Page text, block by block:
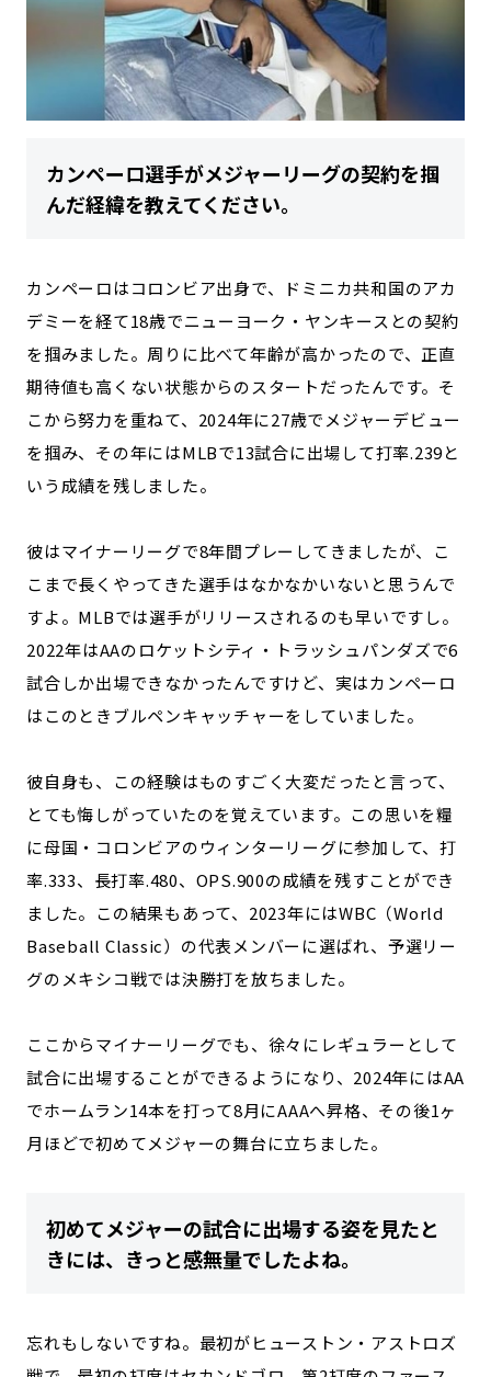
カンペーロ選手がメジャーリーグの契約を掴
んだ経緯を教えてください。
カンペーロはコロンビア出身で、ドミニカ共和国のアカ
デミーを経て18歳でニューヨーク・ヤンキースとの契約
を掴みました。周りに比べて年齢が高かったので、正直
期待値も高くない状態からのスタートだったんです。そ
こから努力を重ねて、2024年に27歳でメジャーデビュー
を掴み、その年にはMLBで13試合に出場して打率.239と
いう成績を残しました。
彼はマイナーリーグで8年間プレーしてきましたが、こ
こまで長くやってきた選手はなかなかいないと思うんで
すよ。MLBでは選手がリリースされるのも早いですし。
2022年はAAのロケットシティ・トラッシュパンダズで6
試合しか出場できなかったんですけど、実はカンペーロ
はこのときブルペンキャッチャーをしていました。
彼自身も、この経験はものすごく大変だったと言って、
とても悔しがっていたのを覚えています。この思いを糧
に母国・コロンビアのウィンターリーグに参加して、打
率.333、長打率.480、OPS.900の成績を残すことができ
ました。この結果もあって、2023年にはWBC（World
Baseball Classic）の代表メンバーに選ばれ、予選リー
グのメキシコ戦では決勝打を放ちました。
ここからマイナーリーグでも、徐々にレギュラーとして
試合に出場することができるようになり、2024年にはAA
でホームラン14本を打って8月にAAAへ昇格、その後1ヶ
月ほどで初めてメジャーの舞台に立ちました。
初めてメジャーの試合に出場する姿を見たと
きには、きっと感無量でしたよね。
忘れもしないですね。最初がヒューストン・アストロズ